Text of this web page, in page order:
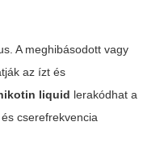
A meghibásodott vagy
az ízt és
liquid lerakódhat a
cserefrekvencia